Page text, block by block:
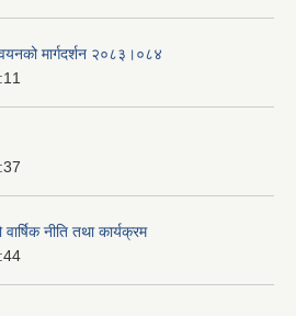
मार्गदर्शन २०८३।०८४
नीति तथा कार्यक्रम